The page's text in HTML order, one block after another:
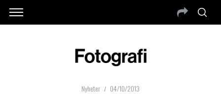
Nyheter 04/10/2013